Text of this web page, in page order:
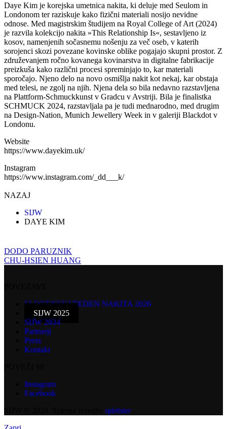
Daye Kim je korejska umetnica nakita, ki deluje med Seulom in
Londonom ter raziskuje kako fizični materiali nosijo nevidne
odnose. Med magistrskim študijem na Royal College of Art (2024)
je razvila kolekcijo nakita »This Relationship Is«, sestavljeno iz
kosov, namenjenih sočasnemu nošenju za več oseb, v katerih
sorojenci skozi povezane kovinske oblike pogajajo skupni prostor. Z
združevanjem ročno kovanega kovinarstva in digitalne fabrikacije
preizkuša kako različni procesi spreminjajo to, kar materiali
sporočajo. Njeno delo na novo osmišlja nakit kot nekaj, kar obstaja
med telesi, ne zgolj na njih. Njena dela so bila nedavno razstavljena
na Plattform-Schmuckkunst v Gradcu v Avstriji. Bila je finalistka
SCHMUCK 2024, razstavljala pa je tudi mednarodno, med drugim
na Design-Nation, Munich Jewellery Week in v galeriji Blackdot v
Londonu.
Website
https://www.dayekim.uk/
Instagram
https://www.instagram.com/_dd___k/
NAZAJ
SIJW
DAYE KIM
DODO PARUZNIK
CHU-HSIEN HUANG
SLOVENSKI TEDEN NAKITA 2026
SIJW 2025
SIJW 2024
Partnerji
Press
Kontakt
Instagram
Facebook
spletster